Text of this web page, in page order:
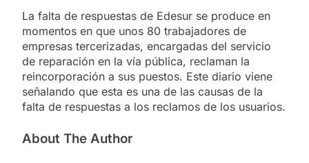
La falta de respuestas de Edesur se produce en
momentos en que unos 80 trabajadores de
empresas tercerizadas, encargadas del servicio
de reparación en la vía pública, reclaman la
reincorporación a sus puestos. Este diario viene
señalando que esta es una de las causas de la
falta de respuestas a los reclamos de los usuarios.
About The Author